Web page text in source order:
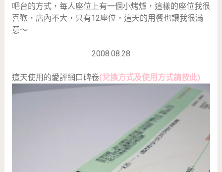
吧台的方式，每人座位上有一個小烤爐，這樣的座位我很
喜歡，店內不大，只有12座位，這天的用餐也讓我很滿
意～
2008.08.28
這天使用的愛評網口碑卷(兌換方式及使用方式請按此)